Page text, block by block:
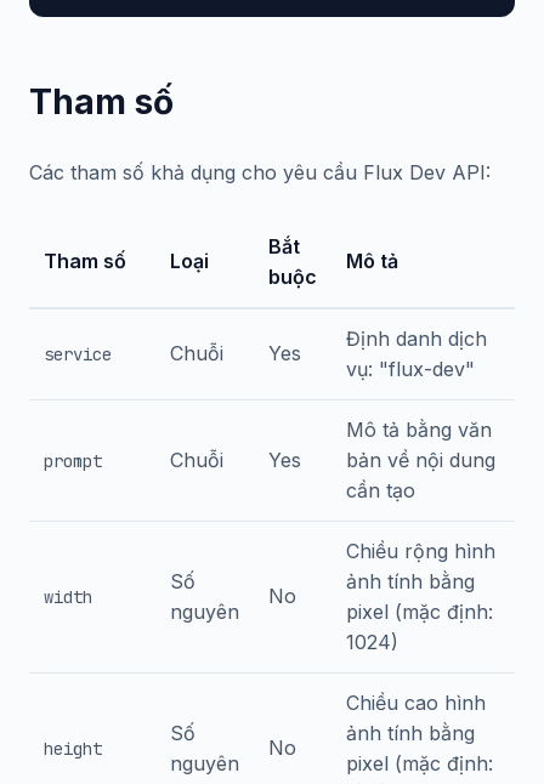
Tham số
Các tham số khả dụng cho yêu cầu Flux Dev API:
Tham số Loại
Bắt
buộc
Mô tả
service Chuỗi Yes
Định danh dịch
vụ: "flux-dev"
prompt Chuỗi Yes
Mô tả bằng văn
bản về nội dung
cần tạo
width
Số
nguyên
No
Chiều rộng hình
ảnh tính bằng
pixel (mặc định:
1024)
height
Số
nguyên
No
Chiều cao hình
ảnh tính bằng
pixel (mặc định: